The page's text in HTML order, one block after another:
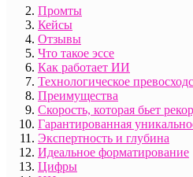
Промты
Кейсы
Отзывы
Что такое эссе
Как работает ИИ
Технологическое
Преимущества
Скорость, которая бьет
Гарантированная
Экспертность и глубина
Идеальное форматирование
Цифры